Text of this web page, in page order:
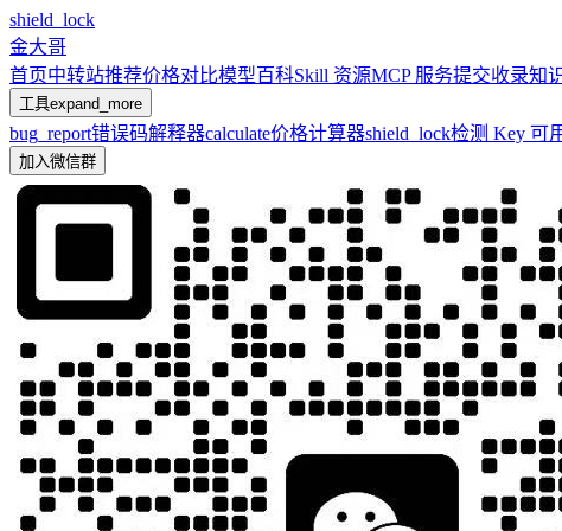
shield_lock
金大哥
首页中转站推荐价格对比模型百科Skill 资源MCP 服务提交收录知
工具expand_more
bug_report错误码解释器calculate价格计算器shield_lock检测 Key 可
加入微信群